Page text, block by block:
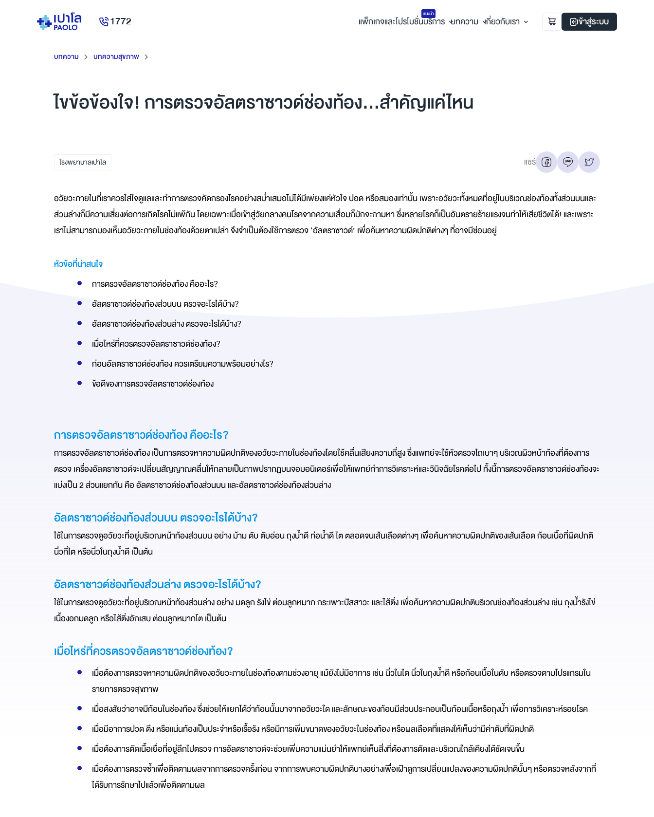
1772 แพ็กเกจและโปรโมชั่น
แนะนำ
บริการ บทความ เกี่ยวกับเรา เข้าสู่ระบบ
บทความ บทความสุขภาพ
ไขข้อข้องใจ! การตรวจอัลตราซาวด์ช่องท้อง...สำคัญแค่ไหน
โรงพยาบาลเปาโล แชร์
อวัยวะภายในที่เราควรใส่ใจดูแลและทำการตรวจคัดกรองโรคอย่างสม่ำเสมอไม่ได้มีเพียงแค่หัวใจ ปอด หรือสมองเท่านั้น เพราะอวัยวะทั้งหมดที่อยู่ในบริเวณช่องท้องทั้งส่วนบนและ
ส่วนล่างก็มีความเสี่ยงต่อการเกิดโรคไม่แพ้กัน โดยเฉพาะเมื่อเข้าสู่วัยกลางคนโรคจากความเสื่อมก็มักจะถามหา ซึ่งหลายโรคก็เป็นอันตรายร้ายแรงจนทำให้เสียชีวิตได้! และเพราะ
เราไม่สามารถมองเห็นอวัยวะภายในช่องท้องด้วยตาเปล่า จึงจำเป็นต้องใช้การตรวจ ‘อัลตราซาวด์’ เพื่อค้นหาความผิดปกติต่างๆ ที่อาจมีซ่อนอยู่
หัวข้อที่น่าสนใจ
การตรวจอัลตราซาวด์ช่องท้อง คืออะไร?
อัลตราซาวด์ช่องท้องส่วนบน ตรวจอะไรได้บ้าง?
อัลตราซาวด์ช่องท้องส่วนล่าง ตรวจอะไรได้บ้าง?
เมื่อไหร่ที่ควรตรวจอัลตราซาวด์ช่องท้อง?
ก่อนอัลตราซาวด์ช่องท้อง ควรเตรียมความพร้อมอย่างไร?
ข้อดีของการตรวจอัลตราซาวด์ช่องท้อง
การตรวจอัลตราซาวด์ช่องท้อง คืออะไร?
การตรวจอัลตราซาวด์ช่องท้อง เป็นการตรวจหาความผิดปกติของอวัยวะภายในช่องท้องโดยใช้คลื่นเสียงความถี่สูง ซึ่งแพทย์จะใช้หัวตรวจไถเบาๆ บริเวณผิวหน้าท้องที่ต้องการ
ตรวจ เครื่องอัลตราซาวด์จะเปลี่ยนสัญญาณคลื่นให้กลายเป็นภาพปรากฏบนจอมอนิเตอร์เพื่อให้แพทย์ทำการวิเคราะห์และวินิจฉัยโรคต่อไป ทั้งนี้การตรวจอัลตราซาวด์ช่องท้องจะ
แบ่งเป็น 2 ส่วนแยกกัน คือ อัลตราซาวด์ช่องท้องส่วนบน และอัลตราซาวด์ช่องท้องส่วนล่าง
อัลตราซาวด์ช่องท้องส่วนบน ตรวจอะไรได้บ้าง?
ใช้ในการตรวจดูอวัยวะที่อยู่บริเวณหน้าท้องส่วนบน อย่าง ม้าม ตับ ตับอ่อน ถุงน้ำดี ท่อน้ำดี ไต ตลอดจนเส้นเลือดต่างๆ เพื่อค้นหาความผิดปกติของเส้นเลือด ก้อนเนื้อที่ผิดปกติ
นิ่วที่ไต หรือนิ่วในถุงน้ำดี เป็นต้น
อัลตราซาวด์ช่องท้องส่วนล่าง ตรวจอะไรได้บ้าง?
ใช้ในการตรวจดูอวัยวะที่อยู่บริเวณหน้าท้องส่วนล่าง อย่าง มดลูก รังไข่ ต่อมลูกหมาก กระเพาะปัสสาวะ และไส้ติ่ง เพื่อค้นหาความผิดปกติบริเวณช่องท้องส่วนล่าง เช่น ถุงน้ำรังไข่
เนื้องอกมดลูก หรือไส้ติ่งอักเสบ ต่อมลูกหมากโต เป็นต้น
เมื่อไหร่ที่ควรตรวจอัลตราซาวด์ช่องท้อง?
เมื่อต้องการตรวจหาความผิดปกติของอวัยวะภายในช่องท้องตามช่วงอายุ แม้ยังไม่มีอาการ เช่น นิ่วในไต นิ่วในถุงน้ำดี หรือก้อนเนื้อในตับ หรือตรวจตามโปรแกรมใน
รายการตรวจสุขภาพ
เมื่อสงสัยว่าอาจมีก้อนในช่องท้อง ซึ่งช่วยให้แยกได้ว่าก้อนนั้นมาจากอวัยวะใด และลักษณะของก้อนมีส่วนประกอบเป็นก้อนเนื้อหรือถุงน้ำ เพื่อการวิเคราะห์รอยโรค
เมื่อมีอาการปวด ตึง หรือแน่นท้องเป็นประจำหรือเรื้อรัง หรือมีการเพิ่มขนาดของอวัยวะในช่องท้อง หรือผลเลือดที่แสดงให้เห็นว่ามีค่าตับที่ผิดปกติ
เมื่อต้องการตัดเนื้อเยื่อที่อยู่ลึกไปตรวจ การอัลตราซาวด์จะช่วยเพิ่มความแม่นยำให้แพทย์เห็นสิ่งที่ต้องการตัดและบริเวณใกล้เคียงได้ชัดเจนขึ้น
เมื่อต้องการตรวจซ้ำเพื่อติดตามผลจากการตรวจครั้งก่อน จากการพบความผิดปกติบางอย่างเพื่อเฝ้าดูการเปลี่ยนแปลงของความผิดปกตินั้นๆ หรือตรวจหลังจากที่
ได้รับการรักษาไปแล้วเพื่อติดตามผล